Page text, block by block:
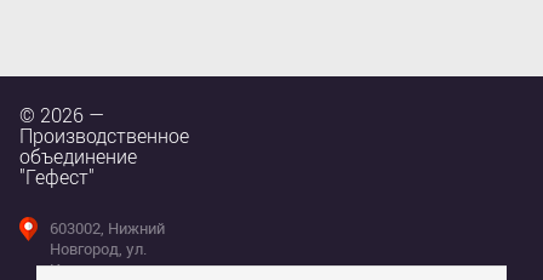
© 2026 —
Производственное
объединение
"Гефест"
603002, Нижний
Новгород, ул.
Интернациональная,